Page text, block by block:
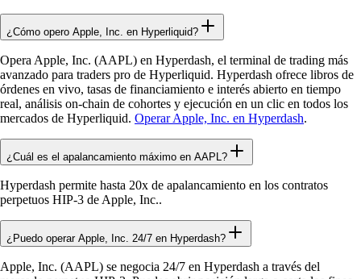
¿Cómo opero Apple, Inc. en Hyperliquid?
Opera Apple, Inc. (AAPL) en Hyperdash, el terminal de trading más
avanzado para traders pro de Hyperliquid. Hyperdash ofrece libros de
órdenes en vivo, tasas de financiamiento e interés abierto en tiempo
real, análisis on-chain de cohortes y ejecución en un clic en todos los
mercados de Hyperliquid. Operar Apple, Inc. en Hyperdash.
¿Cuál es el apalancamiento máximo en AAPL?
Hyperdash permite hasta 20x de apalancamiento en los contratos
perpetuos HIP-3 de Apple, Inc..
¿Puedo operar Apple, Inc. 24/7 en Hyperdash?
Apple, Inc. (AAPL) se negocia 24/7 en Hyperdash a través del